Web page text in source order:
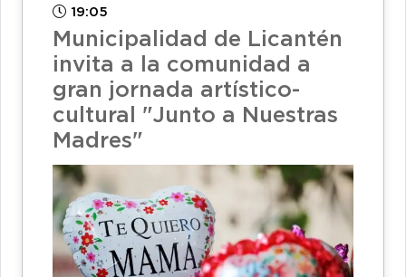
19:05
Municipalidad de Licantén
invita a la comunidad a
gran jornada artístico-
cultural "Junto a Nuestras
Madres"